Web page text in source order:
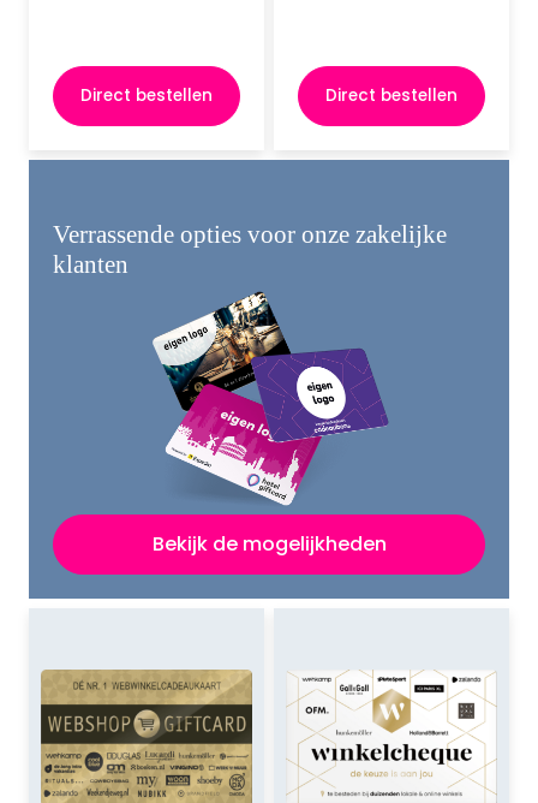
Direct bestellen Direct bestellen
Verrassende opties voor onze zakelijke
klanten
Bekijk de mogelijkheden